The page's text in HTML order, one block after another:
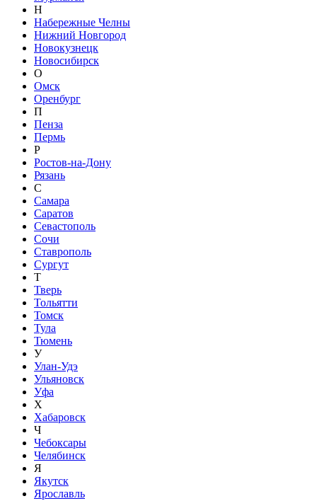
Н
Набережные Челны
Нижний Новгород
Новокузнецк
Новосибирск
О
Омск
Оренбург
П
Пенза
Пермь
Р
Ростов-на-Дону
Рязань
С
Самара
Саратов
Севастополь
Сочи
Ставрополь
Сургут
Т
Тверь
Тольятти
Томск
Тула
Тюмень
У
Улан-Удэ
Ульяновск
Уфа
Х
Хабаровск
Ч
Чебоксары
Челябинск
Я
Якутск
Ярославль